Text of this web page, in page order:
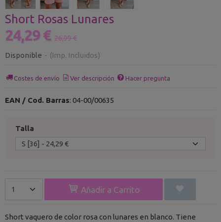
Short Rosas Lunares
24,29 € 26,99 €
Disponible - (Imp. Incluidos)
Costes de envío Ver descripción Hacer pregunta
EAN / Cod. Barras: 04-00/00635
Talla
Añadir a Carrito
Short vaquero de color rosa con lunares en blanco. Tiene